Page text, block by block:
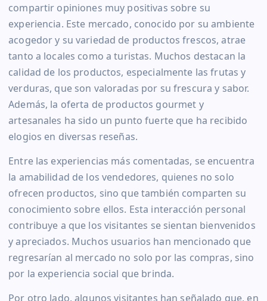
compartir opiniones muy positivas sobre su
experiencia. Este mercado, conocido por su ambiente
acogedor y su variedad de productos frescos, atrae
tanto a locales como a turistas. Muchos destacan la
calidad de los productos, especialmente las frutas y
verduras, que son valoradas por su frescura y sabor.
Además, la oferta de productos gourmet y
artesanales ha sido un punto fuerte que ha recibido
elogios en diversas reseñas.
Entre las experiencias más comentadas, se encuentra
la amabilidad de los vendedores, quienes no solo
ofrecen productos, sino que también comparten su
conocimiento sobre ellos. Esta interacción personal
contribuye a que los visitantes se sientan bienvenidos
y apreciados. Muchos usuarios han mencionado que
regresarían al mercado no solo por las compras, sino
por la experiencia social que brinda.
Por otro lado, algunos visitantes han señalado que, en